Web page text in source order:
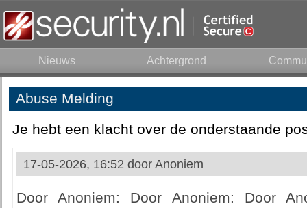
Nieuws Achtergrond
Abuse Melding
Je hebt een klacht over de onderstaande
17-05-2026, 16:52 door Anoniem
Door Anoniem: Door Anoniem: Door